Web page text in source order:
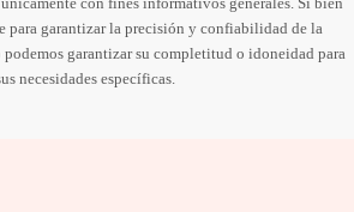
para garantizar la precisión y confiabilidad de la
garantizar su completitud o idoneidad para
necesidades específicas.